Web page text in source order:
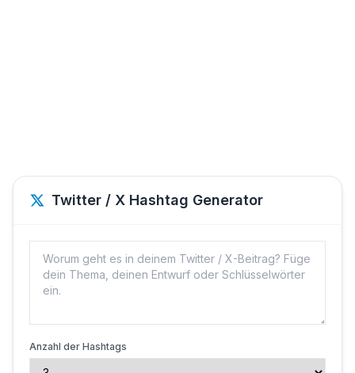
Twitter / X Hashtag Generator
Anzahl der Hashtags